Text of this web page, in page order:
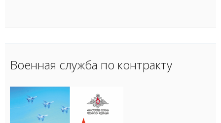
Военная служба по контракту